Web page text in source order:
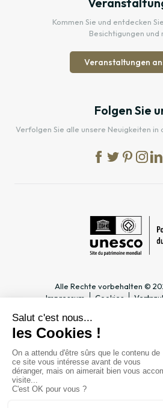
Kommen Sie und entdecken
Besichtigungen und
Veranstaltungen
Folgen Sie
Verfolgen Sie alle unsere Neuigkeiten in
Alle Rechte vorbehalten ©
Impressum
Cookies
PRAKTISCHE INFOS
Öffnungszeiten
Zugang
Preise & Abonnements
Kontakt